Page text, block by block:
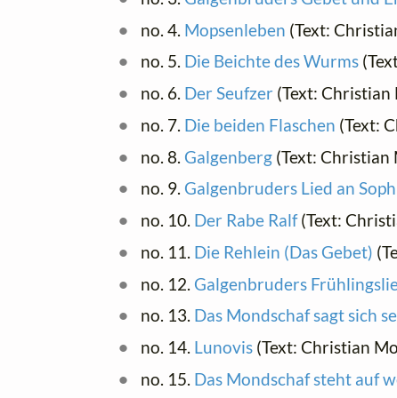
no. 4. Mopsenleben (Text:
no. 5. Die Beichte des Wurms
no. 6. Der Seufzer (Text:
no. 7. Die beiden Flaschen (Text:
no. 8. Galgenberg(Text: Christian
no. 9. Galgenbruders Lied an
no. 10. Der Rabe Ralf(Text:
no. 11. Die Rehlein (Das Gebet)
no. 12. Galgenbruders
no. 13. Das Mondschaf sagt sich
no. 14. Lunovis(Text: Christian
no. 15. Das Mondschaf steht auf